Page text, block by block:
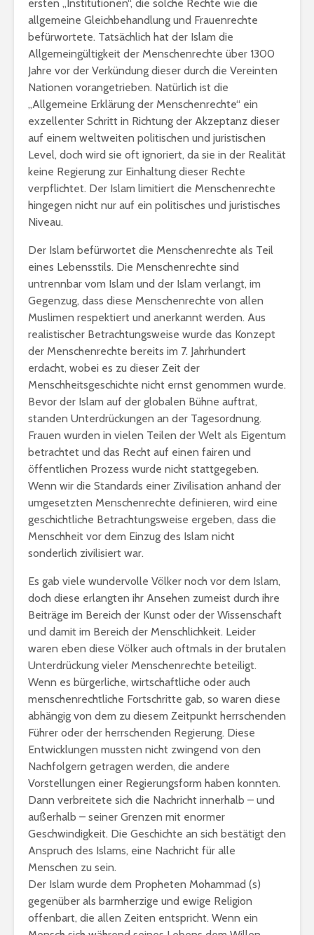
ersten „Institutionen“, die solche Rechte wie die
allgemeine Gleichbehandlung und Frauenrechte
befürwortete. Tatsächlich hat der Islam die
Allgemeingültigkeit der Menschenrechte über 1300
Jahre vor der Verkündung dieser durch die Vereinten
Nationen vorangetrieben. Natürlich ist die
„Allgemeine Erklärung der Menschenrechte“ ein
exzellenter Schritt in Richtung der Akzeptanz dieser
auf einem weltweiten politischen und juristischen
Level, doch wird sie oft ignoriert, da sie in der Realität
keine Regierung zur Einhaltung dieser Rechte
verpflichtet. Der Islam limitiert die Menschenrechte
hingegen nicht nur auf ein politisches und juristisches
Niveau.
Der Islam befürwortet die Menschenrechte als Teil
eines Lebensstils. Die Menschenrechte sind
untrennbar vom Islam und der Islam verlangt, im
Gegenzug, dass diese Menschenrechte von allen
Muslimen respektiert und anerkannt werden. Aus
realistischer Betrachtungsweise wurde das Konzept
der Menschenrechte bereits im 7. Jahrhundert
erdacht, wobei es zu dieser Zeit der
Menschheitsgeschichte nicht ernst genommen wurde.
Bevor der Islam auf der globalen Bühne auftrat,
standen Unterdrückungen an der Tagesordnung.
Frauen wurden in vielen Teilen der Welt als Eigentum
betrachtet und das Recht auf einen fairen und
öffentlichen Prozess wurde nicht stattgegeben.
Wenn wir die Standards einer Zivilisation anhand der
umgesetzten Menschenrechte definieren, wird eine
geschichtliche Betrachtungsweise ergeben, dass die
Menschheit vor dem Einzug des Islam nicht
sonderlich zivilisiert war.
Es gab viele wundervolle Völker noch vor dem Islam,
doch diese erlangten ihr Ansehen zumeist durch ihre
Beiträge im Bereich der Kunst oder der Wissenschaft
und damit im Bereich der Menschlichkeit. Leider
waren eben diese Völker auch oftmals in der brutalen
Unterdrückung vieler Menschenrechte beteiligt.
Wenn es bürgerliche, wirtschaftliche oder auch
menschenrechtliche Fortschritte gab, so waren diese
abhängig von dem zu diesem Zeitpunkt herrschenden
Führer oder der herrschenden Regierung. Diese
Entwicklungen mussten nicht zwingend von den
Nachfolgern getragen werden, die andere
Vorstellungen einer Regierungsform haben konnten.
Dann verbreitete sich die Nachricht innerhalb – und
außerhalb – seiner Grenzen mit enormer
Geschwindigkeit. Die Geschichte an sich bestätigt den
Anspruch des Islams, eine Nachricht für alle
Menschen zu sein.
Der Islam wurde dem Propheten Mohammad (s)
gegenüber als barmherzige und ewige Religion
offenbart, die allen Zeiten entspricht. Wenn ein
Gratulation: „Die
Liebe ist
Muhammad“
Fastenregeln
Jahrekalender 2017
/ 1438-39
ein
Zitat von